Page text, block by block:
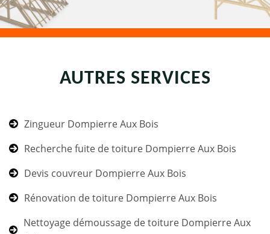
AUTRES SERVICES
Zingueur Dompierre Aux Bois
Recherche fuite de toiture Dompierre Aux Bois
Devis couvreur Dompierre Aux Bois
Rénovation de toiture Dompierre Aux Bois
Nettoyage démoussage de toiture Dompierre Aux